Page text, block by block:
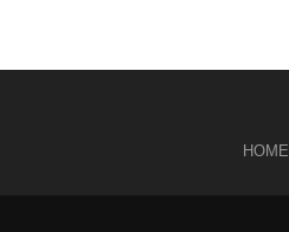
HOME